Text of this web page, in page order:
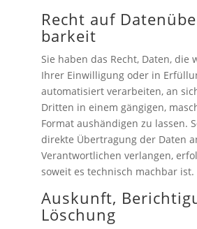
Recht auf
barkeit
Sie haben das Recht, Daten, die
Ihrer Einwilligung oder in
automatisiert verarbeiten, an
Dritten in einem gängigen,
Format aushändigen zu lassen.
direkte Übertragung der Daten
Verantwortlichen verlangen,
soweit es technisch machbar ist.
Auskunft,
Löschung